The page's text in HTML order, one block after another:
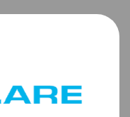
Tourism, Join